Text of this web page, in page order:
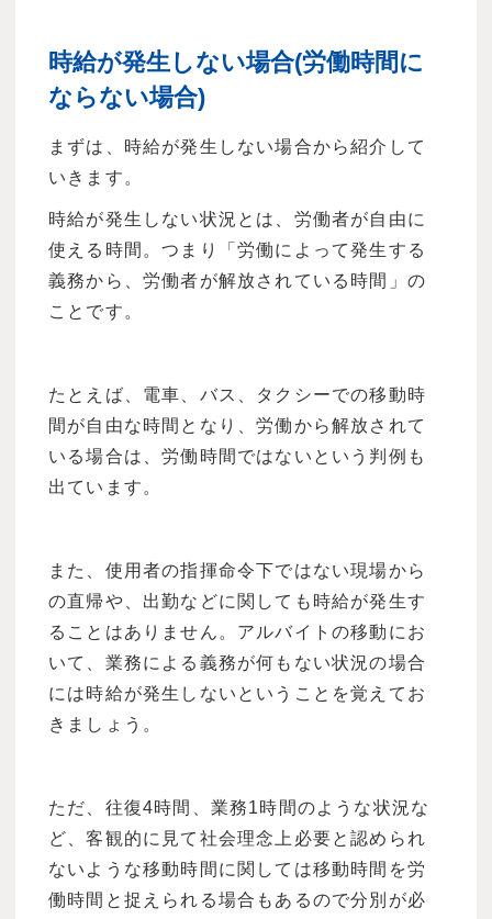
時給が発生しない場合(労働時間に
ならない場合)
まずは、時給が発生しない場合から紹介して
いきます。
時給が発生しない状況とは、労働者が自由に
使える時間。つまり「労働によって発生する
義務から、労働者が解放されている時間」の
ことです。
たとえば、電車、バス、タクシーでの移動時
間が自由な時間となり、労働から解放されて
いる場合は、労働時間ではないという判例も
出ています。
また、使用者の指揮命令下ではない現場から
の直帰や、出勤などに関しても時給が発生す
ることはありません。アルバイトの移動にお
いて、業務による義務が何もない状況の場合
には時給が発生しないということを覚えてお
きましょう。
ただ、往復4時間、業務1時間のような状況な
ど、客観的に見て社会理念上必要と認められ
ないような移動時間に関しては移動時間を労
働時間と捉えられる場合もあるので分別が必